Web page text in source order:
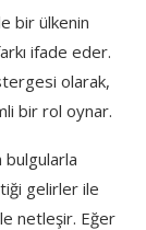
bir ülkenin
ifade eder.
olarak,
bir rol oynar.
bulgularla
gelirler ile
netleşir. Eğer